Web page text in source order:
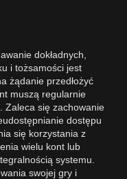
dokładnych,
i tożsamości jest
żądanie przedłożyć
muszą regularnie
Zaleca się zachowanie
dostępu
się korzystania z
wielu kont lub
systemu.
swojej gry i